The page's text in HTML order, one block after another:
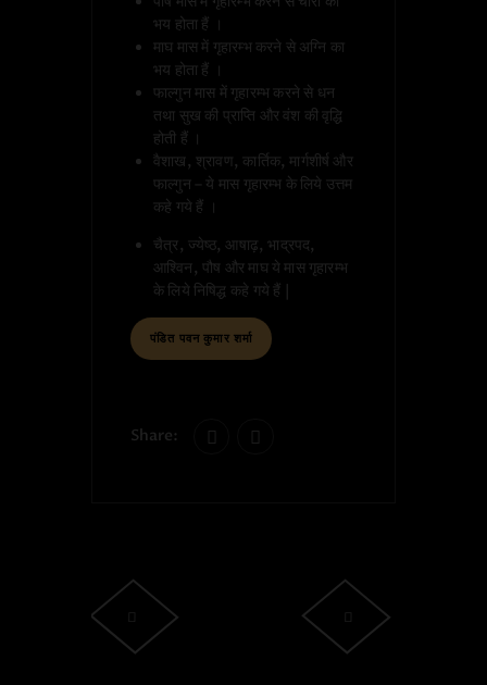
भय होता हैं ।
माघ मास में गृहारम्भ करने से अग्नि का
भय होता हैं ।
फाल्गुन मास में गृहारम्भ करने से धन
तथा सुख की प्राप्ति और वंश की वृद्धि
होती हैं ।
वैशाख, श्रावण, कार्तिक, मार्गशीर्ष और
फाल्गुन – ये मास गृहारम्भ के लिये उत्तम
कहे गये हैं ।
चैत्र, ज्येष्ठ, आषाढ़, भाद्रपद,
आश्विन, पौष और माघ ये मास गृहारम्भ
के लिये निषिद्ध कहे गये हैं |
पंडित पवन कुमार शर्मा
Share: